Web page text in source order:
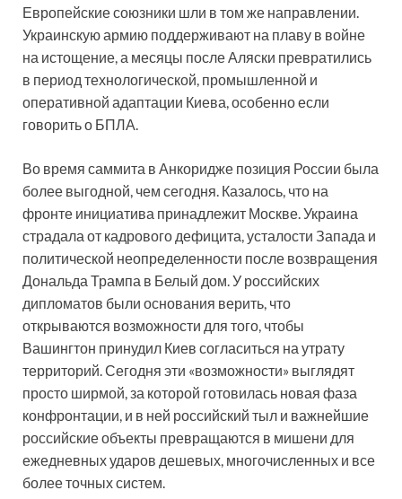
Европейские союзники шли в том же направлении.
Украинскую армию поддерживают на плаву в войне
на истощение, а месяцы после Аляски превратились
в период технологической, промышленной и
оперативной адаптации Киева, особенно если
говорить о БПЛА.
Во время саммита в Анкоридже позиция России была
более выгодной, чем сегодня. Казалось, что на
фронте инициатива принадлежит Москве. Украина
страдала от кадрового дефицита, усталости Запада и
политической неопределенности после возвращения
Дональда Трампа в Белый дом. У российских
дипломатов были основания верить, что
открываются возможности для того, чтобы
Вашингтон принудил Киев согласиться на утрату
территорий. Сегодня эти «возможности» выглядят
просто ширмой, за которой готовилась новая фаза
конфронтации, и в ней российский тыл и важнейшие
российские объекты превращаются в мишени для
ежедневных ударов дешевых, многочисленных и все
более точных систем.